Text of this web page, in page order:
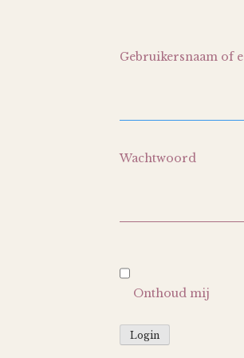
Gebruikersnaam of
Wachtwoord
Onthoud mij
Login